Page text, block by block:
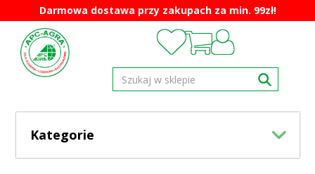
Darmowa dostawa przy zakupach za min. 99zł!
Kategorie